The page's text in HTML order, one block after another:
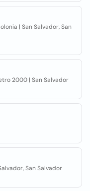
| San Salvador, San
2000 | San Salvador
San Salvador